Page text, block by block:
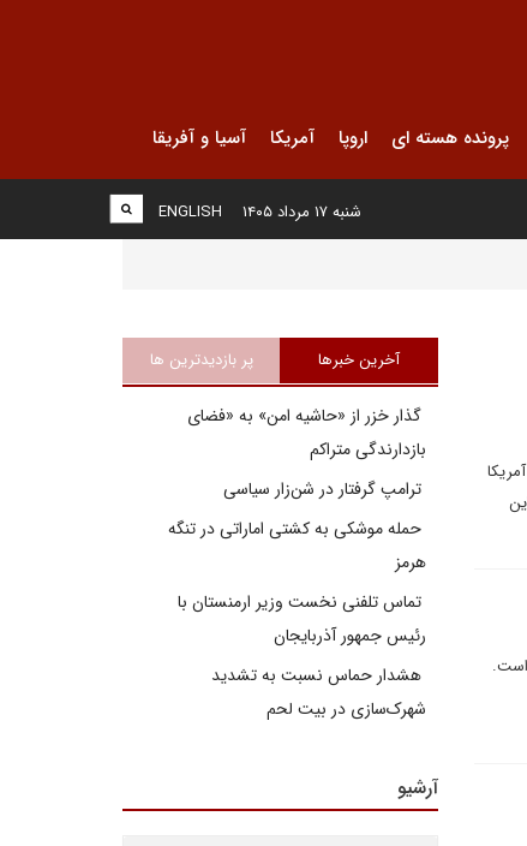
پرونده هسته ای اروپا آمریکا آسیا و آفریقا
ENGLISH شنبه ۱۷ مرداد ۱۴۰۵
14 فوريه، به 1586 نفر رسيده است.
آخرین خبرها پر بازدیدترین ها
گذار خزر از «حاشیه امن» به «فضای
بازدارندگی متراکم
ترامپ گرفتار در شن‌زار سیاسی
حمله موشکی به کشتی اماراتی در تنگه
هرمز
تماس تلفنی نخست وزیر ارمنستان با
رئیس جمهور آذربایجان
هشدار حماس نسبت به تشدید
شهرک‌سازی در بیت‌ لحم
آرشیو